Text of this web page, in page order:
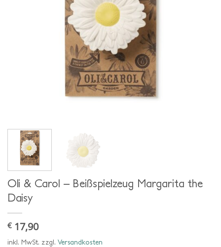
Oli & Carol – Beißspielzeug Margarita the
Daisy
€ 17,90
inkl. MwSt. zzgl. Versandkosten